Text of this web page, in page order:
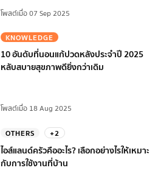
โพสต์เมื่อ 07 Sep 2025
KNOWLEDGE
10 อันดับที่นอนแก้ปวดหลังประจำปี 2025
หลับสบายสุขภาพดียิ่งกว่าเดิม
โพสต์เมื่อ 18 Aug 2025
OTHERS +2
ไอส์แลนด์ครัวคืออะไร? เลือกอย่างไรให้เหมาะ
กับการใช้งานที่บ้าน